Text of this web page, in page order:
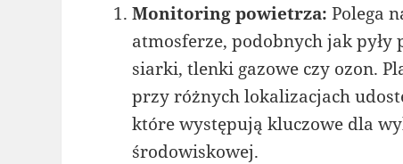
Monitoring powietrza: Polega
atmosferze, podobnych jak pyły
siarki, tlenki gazowe czy ozon.
przy różnych lokalizacjach
które występują kluczowe dla
środowiskowej.